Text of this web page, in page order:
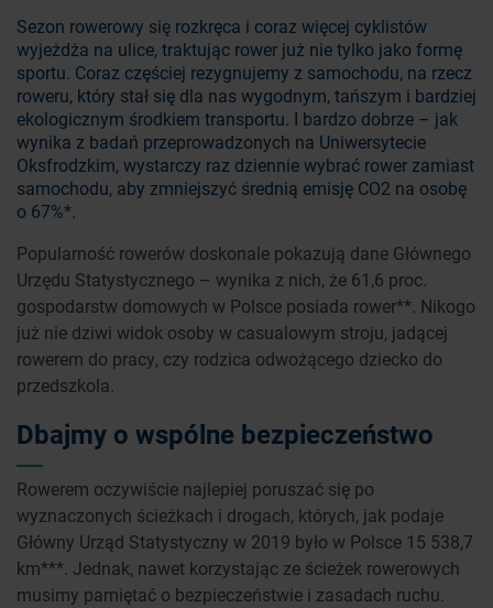
Sezon rowerowy się rozkręca i coraz więcej cyklistów
wyjeżdża na ulice, traktując rower już nie tylko jako formę
sportu. Coraz częściej rezygnujemy z samochodu, na rzecz
roweru, który stał się dla nas wygodnym, tańszym i bardziej
ekologicznym środkiem transportu. I bardzo dobrze – jak
wynika z badań przeprowadzonych na Uniwersytecie
Oksfrodzkim, wystarczy raz dziennie wybrać rower zamiast
samochodu, aby zmniejszyć średnią emisję CO2 na osobę
o 67%*.
Popularność rowerów doskonale pokazują dane Głównego
Urzędu Statystycznego – wynika z nich, że 61,6 proc.
gospodarstw domowych w Polsce posiada rower**. Nikogo
już nie dziwi widok osoby w casualowym stroju, jadącej
rowerem do pracy, czy rodzica odwożącego dziecko do
przedszkola.
Dbajmy o wspólne bezpieczeństwo
Rowerem oczywiście najlepiej poruszać się po
wyznaczonych ścieżkach i drogach, których, jak podaje
Główny Urząd Statystyczny w 2019 było w Polsce 15 538,7
km***. Jednak, nawet korzystając ze ścieżek rowerowych
musimy pamiętać o bezpieczeństwie i zasadach ruchu.